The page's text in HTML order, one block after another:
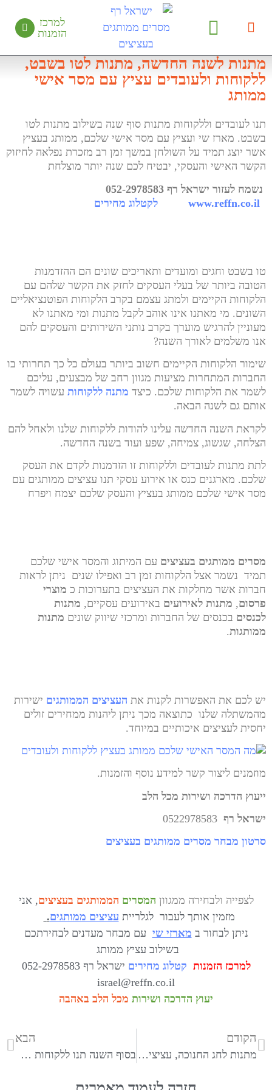
למרכז
הזמנות
מתנות לשנה החדשה, מתנות לטו בשבט,
ללקוחות ולעובדים עציץ עם מסר אישי
ממותג
תנו לעובדים וללקוחות מתנות סוף שנה בשילוב מתנות לטו
בשבט. מארז שי ועציץ עם מסר אישי שלכם, ממותג בעציץ
אשר יוצג תמיד על השולחן במשך זמן רב מזכרת נפלאה לחיזוק
הקשר האישי והעסקי, יבטיח לכם שנה יותר מוצלחת
www.reffn.co.il
לקטלוג מחירים
טו בשבט וחגים ומועדים ותאריכים שונים הם ההזדמנות
הטובה ביותר של בעלי העסקים לחזק את הקשר שלהם עם
הלקוחות הקיימים ולמתג עצמם בקרב הלקוחות הפוטנציאליים
השונים. מי מאתנו אינו אוהב לקבל מתנות ומי מאתנו לא
מעוניין להרגיש מוערך בקרב נותני השירותים והעסקים להם
אנו משלמים לאורך השנה?
שימור הלקוחות הקיימים חשוב ביותר בעולם כל כך תחרותי בו
החברות המתחרות מציעות מגוון רחב של מבצעים, עליכם
לשמר את הלקוחות שלכם. כיצד מתנה ללקוחות עשויה לשמר
אותם גם לשנה הבאה.
לקראת השנה החדשה עלינו להודות ללקוחות שלנו ולאחל להם
הצלחה, שגשוג, צמיחה, שפע ועוד בשנה החדשה.
לתת מתנות לעובדים וללקוחות זו הזדמנות לקדם את העסק
שלכם. מארגנים כנס או אירוע עסקי תנו עציצים ממותגים עם
מסר אישי שלכם ממותג בעציץ והעסק שלכם יצמח ויפרח
מסרים ממותגים בעציצים עם המיתוג והמסר אישי שלכם
תמיד נשמר אצל הלקוחות זמן רב ואפילו שנים ניתן לראות
חברות אשר מחלקות את העציצים בתערוכות כ מוצרי
פרסום, מתנות לאירועים באירועים עסקיים, מתנות
לכנסים בכנסים של החברות ומרכזי שיווק שונים מתנות
ממותגות.
יש לכם את האפשרות לקנות את העציצים הממותגים ישירות
מהמשתלה שלנו כתוצאה מכך ניתן ליהנות ממחירים זולים
יחסית לעציצים איכותיים במיוחד.
מוזמנים ליצור קשר למידע נוסף והזמנות.
ייעוץ הדרכה ושירות מכל הלב
ישראל רף 0522978583
סרטון מבחר מסרים ממותגים בעציצים
לצפייה ולבחירה ממגוון המסרים הממותגים בעציצים, אני
מזמין אותך לעבור לגלריית עציצים ממותגים.
ניתן לבחור ב מארזי שי עם מבחר מעדנים לבחירתכם
בשילוב עציץ ממותג
למרכז הזמנות קטלוג מחירים
ישראל רף 052-2978583
israel@reffn.co.il
יעוץ הדרכה ושירות מכל הלב באהבה
הקודם
מתנות לחג החנוכה, עציצים ממותגים, מארזי שי, מתנות לעובדים וללקוחות מזכרת לשנים רבות
הבא
בסוף השנה תנו ללקוחות שלכם מתנה עציץ עם מסר אישי ממותג